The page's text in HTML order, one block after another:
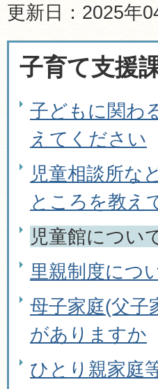
更新日：2025年
子育て支援
子どもに関わ
えてください
児童相談所な
ところを教え
児童館につい
里親制度につ
母子家庭(父子
がありますか
ひとり親家庭